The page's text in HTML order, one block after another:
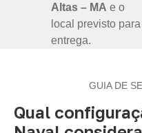
Altas – MA e o
local previsto para
entrega.
GUIA DE
Qual